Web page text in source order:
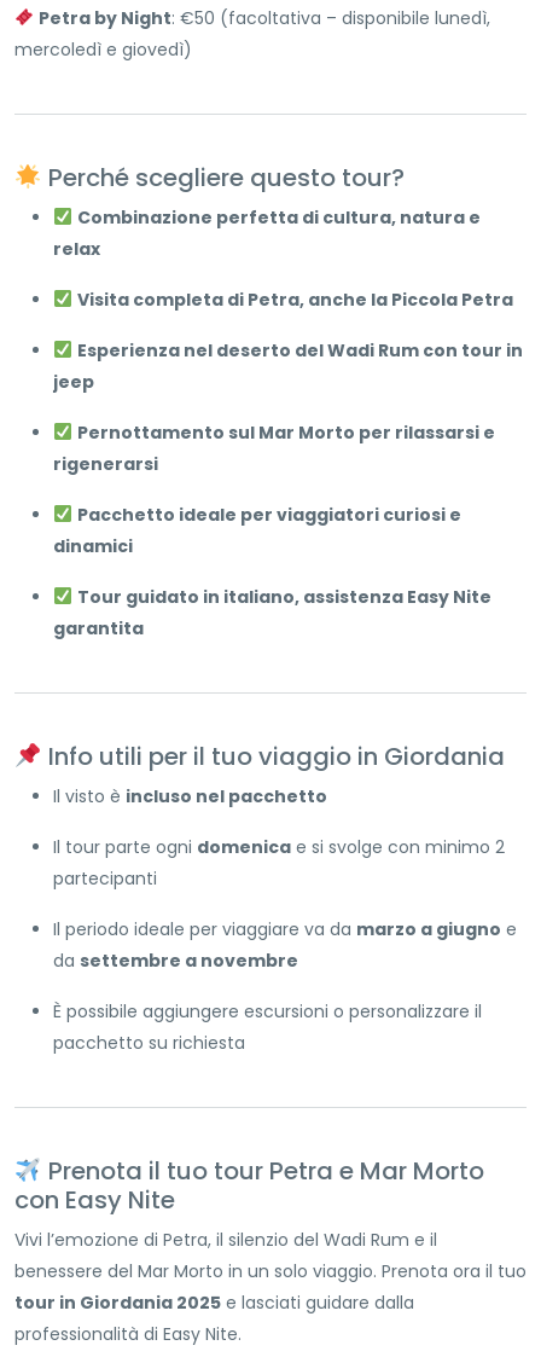
Petra by Night: €50 (facoltativa – disponibile lunedì,
mercoledì e giovedì)
Perché scegliere questo tour?
Combinazione perfetta di cultura, natura e
relax
Visita completa di Petra, anche la Piccola Petra
Esperienza nel deserto del Wadi Rum con tour in
jeep
Pernottamento sul Mar Morto per rilassarsi e
rigenerarsi
Pacchetto ideale per viaggiatori curiosi e
dinamici
Tour guidato in italiano, assistenza Easy Nite
garantita
Info utili per il tuo viaggio in Giordania
Il visto è incluso nel pacchetto
Il tour parte ogni domenica e si svolge con minimo 2
partecipanti
Il periodo ideale per viaggiare va da marzo a giugno e
da settembre a novembre
È possibile aggiungere escursioni o personalizzare il
pacchetto su richiesta
Prenota il tuo tour Petra e Mar Morto
con Easy Nite
Vivi l’emozione di Petra, il silenzio del Wadi Rum e il
benessere del Mar Morto in un solo viaggio. Prenota ora il tuo
tour in Giordania 2025 e lasciati guidare dalla
professionalità di Easy Nite.